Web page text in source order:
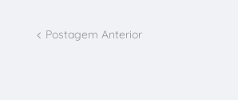
Postagem Anterior